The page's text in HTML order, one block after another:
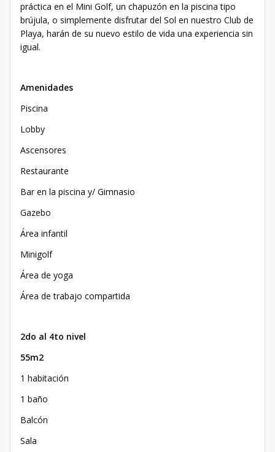
práctica en el Mini Golf, un chapuzón en la piscina tipo
brújula, o simplemente disfrutar del Sol en nuestro Club de
Playa, harán de su nuevo estilo de vida una experiencia sin
igual.
Amenidades
Piscina
Lobby
Ascensores
Restaurante
Bar en la piscina y/ Gimnasio
Gazebo
Área infantil
Minigolf
Área de yoga
Área de trabajo compartida
2do al 4to nivel
55m2
1 habitación
1 baño
Balcón
Sala